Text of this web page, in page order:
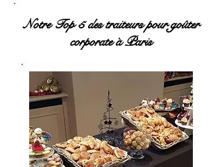
Notre Top 5 des traiteurs pour goûter
corporate à Paris